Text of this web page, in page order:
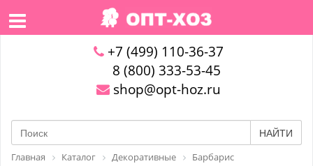
+7 (499) 110-36-37
8 (800) 333-53-45
shop@opt-hoz.ru
НАЙТИ
Главная Каталог Декоративные
Барбарис